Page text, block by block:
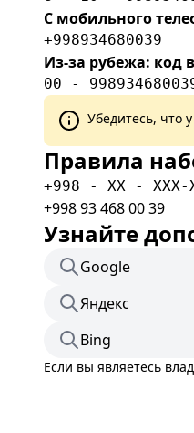
С мобильного
+998934680039
Из-за рубежа: код
00 -
Убедитесь, что
Правила
+998 - XX - XXX-
+998 93 468 00 39
Узнайте
Google
Яндекс
Bing
Если вы являетесь